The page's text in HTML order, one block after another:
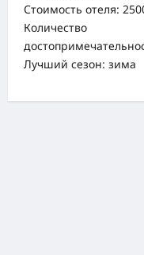
Стоимость отеля:
Количество
Лучший сезон: зима